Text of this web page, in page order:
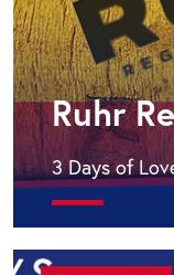
Ruhr
3 Days of